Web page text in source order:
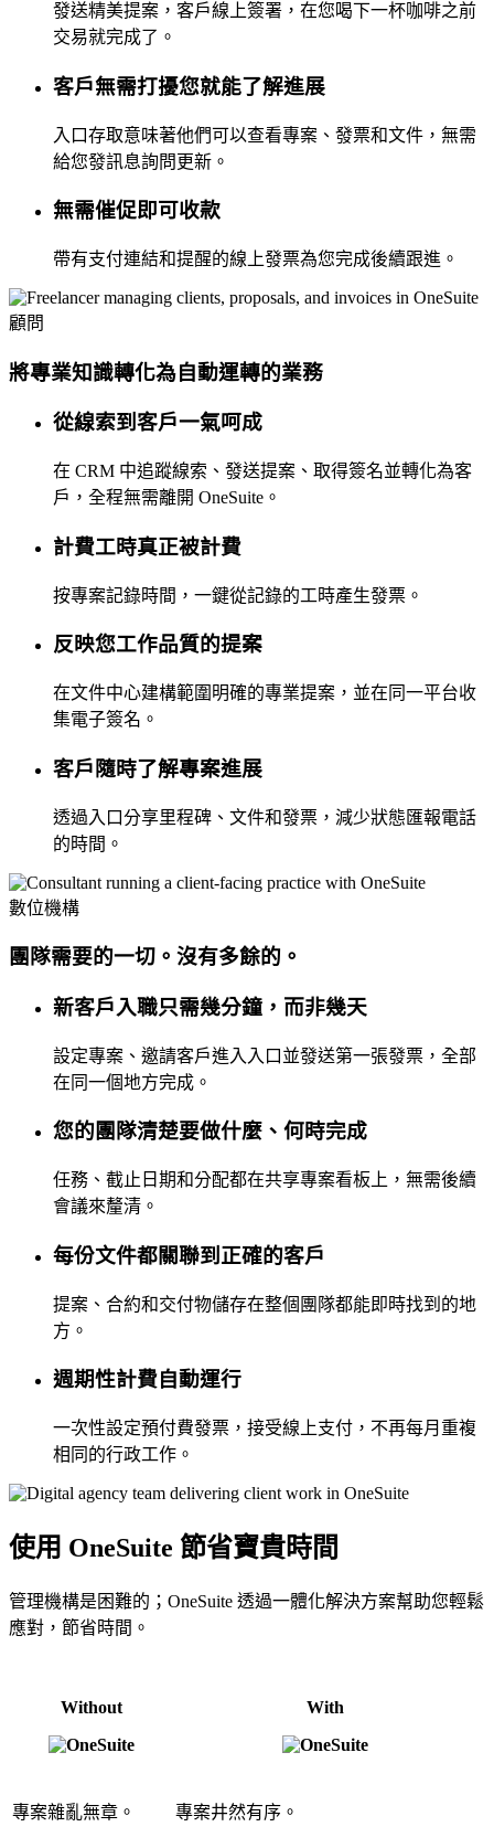
發送精美提案，客戶線上簽署，在您喝下一杯咖啡之前
交易就完成了。
客戶無需打擾您就能了解進展
入口存取意味著他們可以查看專案、發票和文件，無需
給您發訊息詢問更新。
無需催促即可收款
帶有支付連結和提醒的線上發票為您完成後續跟進。
顧問
將專業知識轉化為自動運轉的業務
從線索到客戶一氣呵成
在 CRM 中追蹤線索、發送提案、取得簽名並轉化為客
戶，全程無需離開 OneSuite。
計費工時真正被計費
按專案記錄時間，一鍵從記錄的工時產生發票。
反映您工作品質的提案
在文件中心建構範圍明確的專業提案，並在同一平台收
集電子簽名。
客戶隨時了解專案進展
透過入口分享里程碑、文件和發票，減少狀態匯報電話
的時間。
數位機構
團隊需要的一切。沒有多餘的。
新客戶入職只需幾分鐘，而非幾天
設定專案、邀請客戶進入入口並發送第一張發票，全部
在同一個地方完成。
您的團隊清楚要做什麼、何時完成
任務、截止日期和分配都在共享專案看板上，無需後續
會議來釐清。
每份文件都關聯到正確的客戶
提案、合約和交付物儲存在整個團隊都能即時找到的地
方。
週期性計費自動運行
一次性設定預付費發票，接受線上支付，不再每月重複
相同的行政工作。
使用 OneSuite 節省寶貴時間
管理機構是困難的；OneSuite 透過一體化解決方案幫助您輕鬆
應對，節省時間。
Without With
專案雜亂無章。 專案井然有序。